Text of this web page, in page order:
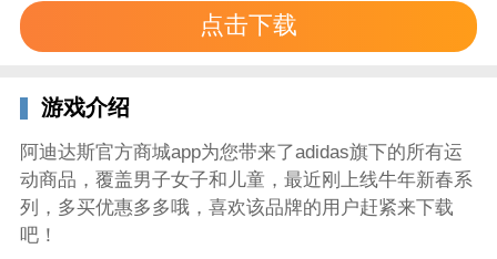
点击下载
游戏介绍
阿迪达斯官方商城app为您带来了adidas旗下的所有运
动商品，覆盖男子女子和儿童，最近刚上线牛年新春系
列，多买优惠多多哦，喜欢该品牌的用户赶紧来下载
吧！